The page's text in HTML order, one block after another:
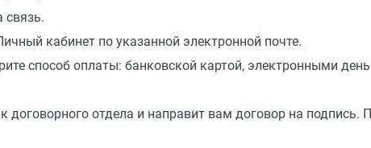
связь.
кабинет по указанной электронной почте.
способ оплаты: банковской картой, электронными
договорного отдела и направит вам договор на подпись.